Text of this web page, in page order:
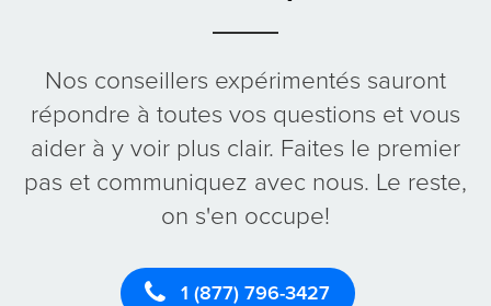
Nos conseillers expérimentés sauront
répondre à toutes vos questions et vous
aider à y voir plus clair. Faites le premier
pas et communiquez avec nous. Le reste,
on s'en occupe!
1 (877) 796-3427